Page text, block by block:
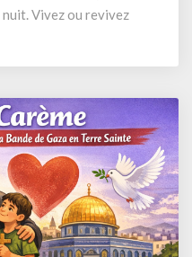
Vivez ou revivez